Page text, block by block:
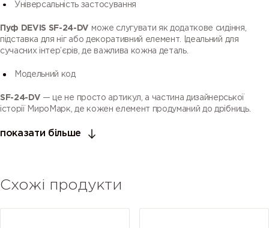
Універсальність застосування
Пуф DEVIS SF-24-DV може слугувати як додаткове сидіння,
підставка для ніг або декоративний елемент. Ідеальний для
сучасних інтер’єрів, де важлива кожна деталь.
Модельний код
SF-24-DV — це не просто артикул, а частина дизайнерської
історії МироМарк, де кожен елемент продуманий до дрібниць.
показати більше
Схожі продукти